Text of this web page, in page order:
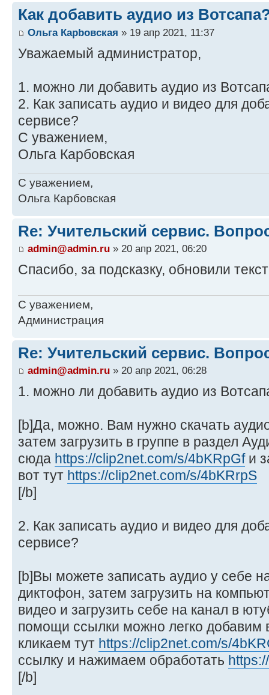
Как добавить аудио из
Ольга Карbовская » 19 апр 2021, 11:37
Уважаемый администратор,
1. можно ли добавить аудио из
2. Как записать аудио и видео для
сервисе?
С уважением,
Ольга Карбовская
С уважением,
Ольга Карбовская
Re: Учительский сервис.
admin@admin.ru » 20 апр 2021, 06:20
Спасибо, за подсказку, обновили
С уважением,
Администрация
Re: Учительский сервис.
admin@admin.ru » 20 апр 2021, 06:28
1. можно ли добавить аудио из
[b]Да, можно. Вам нужно скачать
затем загрузить в группе в раздел
сюда https://clip2net.com/s/4bKRpGfи
вот тут https://clip2net.com/s/4bKRrpS
[/b]
2. Как записать аудио и видео для
сервисе?
[b]Вы можете записать аудио у себе
диктофон, затем загрузить на
видео и загрузить себе на канал в
помощи ссылки можно легко добавим
кликаем тут https://clip2net.com/s/
ссылку и нажимаем обработать
[/b]